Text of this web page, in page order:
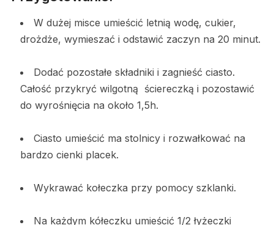
W dużej misce umieścić letnią wodę, cukier,
drożdże, wymieszać i odstawić zaczyn na 20 minut.
Dodać pozostałe składniki i zagnieść ciasto.
Całość przykryć wilgotną ściereczką i pozostawić
do wyrośnięcia na około 1,5h.
Ciasto umieścić ma stolnicy i rozwałkować na
bardzo cienki placek.
Wykrawać kołeczka przy pomocy szklanki.
Na każdym kółeczku umieścić 1/2 łyżeczki